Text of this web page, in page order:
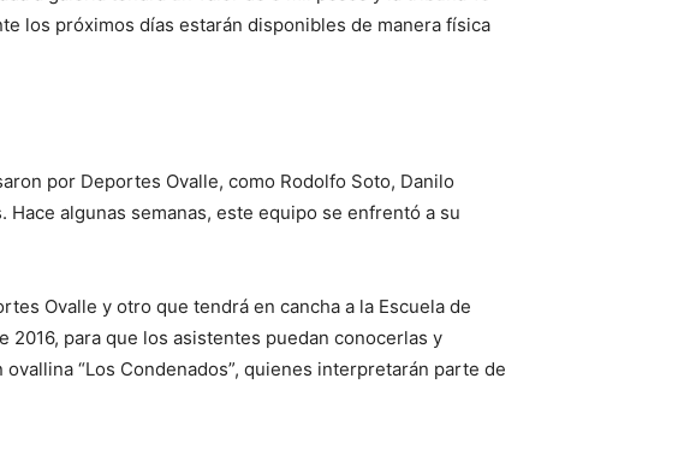
los próximos días estarán disponibles de manera física
por Deportes Ovalle, como Rodolfo Soto, Danilo
algunas semanas, este equipo se enfrentó a su
Ovalle y otro que tendrá en cancha a la Escuela de
2016, para que los asistentes puedan conocerlas y
“Los Condenados”, quienes interpretarán parte de